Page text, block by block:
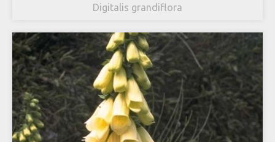
Digitalis grandiflora